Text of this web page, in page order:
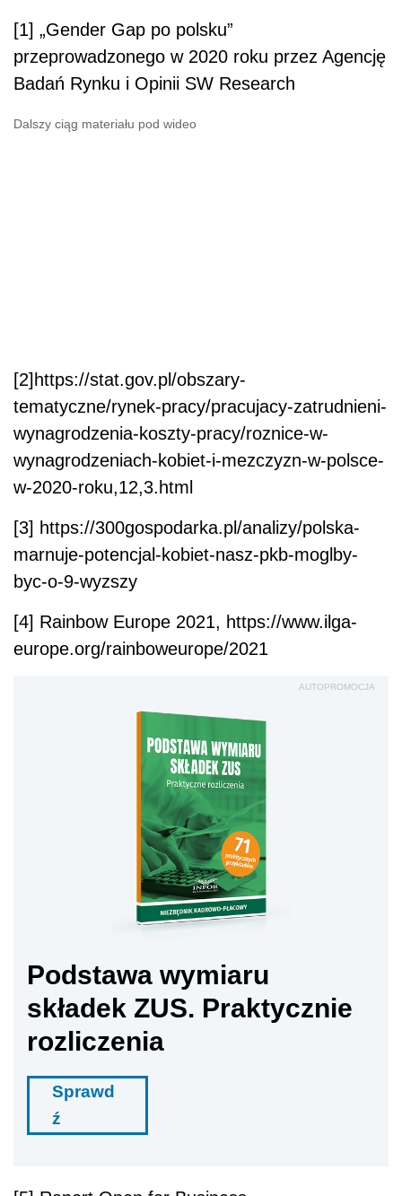
[1] „Gender Gap po polsku”
przeprowadzonego w 2020 roku przez Agencję
Badań Rynku i Opinii SW Research
Dalszy ciąg materiału pod wideo
[2]https://stat.gov.pl/obszary-
tematyczne/rynek-pracy/pracujacy-zatrudnieni-
wynagrodzenia-koszty-pracy/roznice-w-
wynagrodzeniach-kobiet-i-mezczyzn-w-polsce-
w-2020-roku,12,3.html
[3] https://300gospodarka.pl/analizy/polska-
marnuje-potencjal-kobiet-nasz-pkb-moglby-
byc-o-9-wyzszy
[4] Rainbow Europe 2021, https://www.ilga-
europe.org/rainboweurope/2021
AUTOPROMOCJA
Podstawa wymiaru
składek ZUS. Praktycznie
rozliczenia
Sprawd
ź